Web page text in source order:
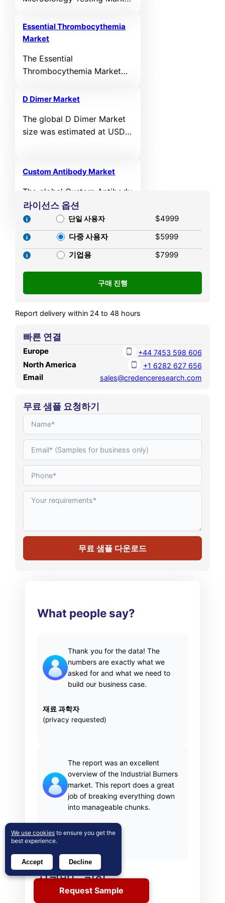
million in 2024 and is
anticipated to reach USD
a CAGR of 17.34% during the
forecast period.
Essential Thrombocythemia
Market
The Essential
Thrombocythemia Market
907.7 million in 2024 and is
1,435.9 million by 2032, at a
CAGR of 5.9% during the
D Dimer Market
The global D Dimer Market
size was estimated at USD
1,977.90 million by 2032,
Custom Antibody Market
The global Custom Antibody
Market size was estimated
at USD 630.00 million in
2025 and is expected to
reach USD 1,091.95 million
by 2032, growing at a CAGR
라이선스 옵션
단일 사용자
$4999
다중 사용자
$5999
기업용
$7999
Report delivery within 24 to 48 hours
빠른 연결
Europe +44 7453 598 606
North America +1 6282 627 656
Email sales@credenceresearch.com
무료 샘플 요청하기
무료 샘플 다운로드
What people say?
Thank you for the data! The
numbers are exactly what we
asked for and what we need to
build our business case.
재료 과학자
(privacy requested)
The report was an excellent
overview of the Industrial Burners
market. This report does a great
job of breaking everything down
into manageable chunks.
Imre Hof
경영 보조원, Bekaert
신뢰받는 기업
Request Sample
We use cookies to ensure you get the
best experience.
Accept Decline